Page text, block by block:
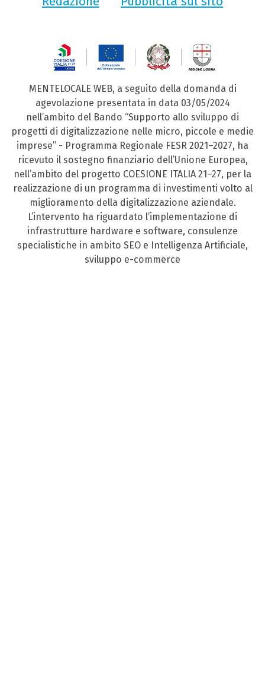
MENTELOCALE WEB, a seguito della domanda di
agevolazione presentata in data 03/05/2024
nell’ambito del Bando “Supporto allo sviluppo di
progetti di digitalizzazione nelle micro, piccole e medie
imprese” - Programma Regionale FESR 2021–2027, ha
ricevuto il sostegno finanziario dell’Unione Europea,
nell’ambito del progetto COESIONE ITALIA 21–27, per la
realizzazione di un programma di investimenti volto al
miglioramento della digitalizzazione aziendale.
L’intervento ha riguardato l’implementazione di
infrastrutture hardware e software, consulenze
specialistiche in ambito SEO e Intelligenza Artificiale,
sviluppo e-commerce